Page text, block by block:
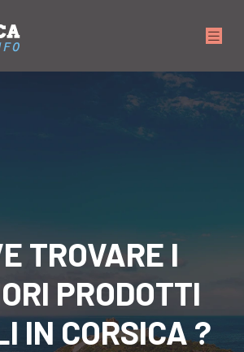
TROVARE I
PRODOTTI
IN CORSICA ?